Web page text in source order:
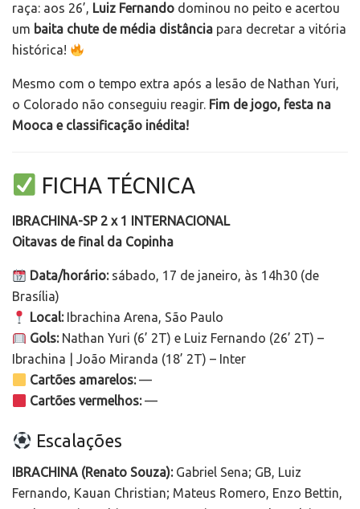
raça: aos 26’, Luiz Fernando dominou no peito e acertou
um baita chute de média distância para decretar a vitória
histórica!
Mesmo com o tempo extra após a lesão de Nathan Yuri,
o Colorado não conseguiu reagir. Fim de jogo, festa na
Mooca e classificação inédita!
FICHA TÉCNICA
IBRACHINA-SP 2 x 1 INTERNACIONAL
Oitavas de final da Copinha
Data/horário:sábado, 17 de janeiro, às 14h30 (de
Brasília)
Local:Ibrachina Arena, São Paulo
Gols:Nathan Yuri (6’ 2T) e Luiz Fernando (26’ 2T) –
Ibrachina | João Miranda (18’ 2T) – Inter
Cartões amarelos:—
Cartões vermelhos:—
Escalações
IBRACHINA (Renato Souza):Gabriel Sena; GB, Luiz
Fernando, Kauan Christian; Mateus Romero, Enzo Bettin,